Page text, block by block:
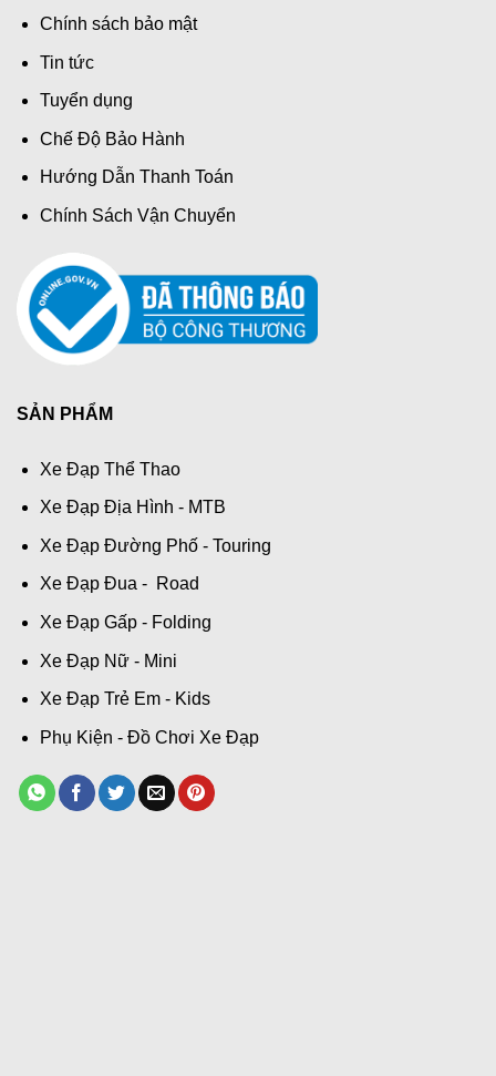
Chính sách bảo mật
Tin tức
Tuyển dụng
Chế Độ Bảo Hành
Hướng Dẫn Thanh Toán
Chính Sách Vận Chuyển
SẢN PHẨM
Xe Đạp Thể Thao
Xe Đạp Địa Hình - MTB
Xe Đạp Đường Phố - Touring
Xe Đạp Đua - Road
Xe Đạp Gấp - Folding
Xe Đạp Nữ - Mini
Xe Đạp Trẻ Em - Kids
Phụ Kiện - Đồ Chơi Xe Đạp